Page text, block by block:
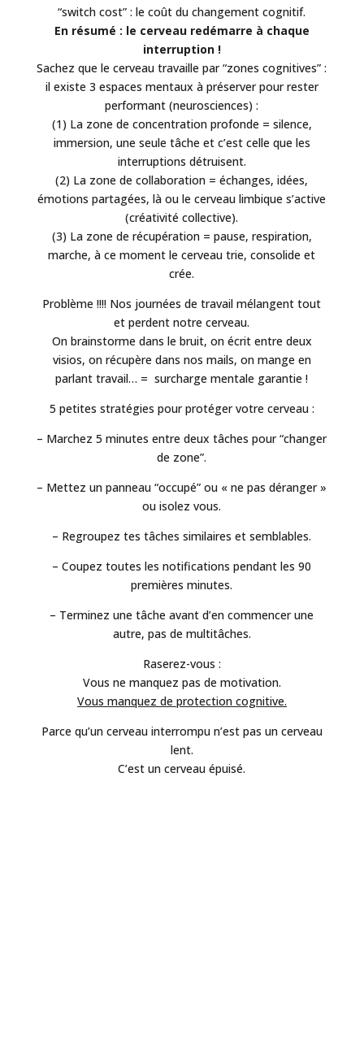
“switch cost” : le coût du changement cognitif.
En résumé : le cerveau redémarre à chaque
interruption !
Sachez que le cerveau travaille par “zones cognitives” :
il existe 3 espaces mentaux à préserver pour rester
performant (neurosciences) :
(1) La zone de concentration profonde = silence,
immersion, une seule tâche et c’est celle que les
interruptions détruisent.
(2) La zone de collaboration = échanges, idées,
émotions partagées, là ou le cerveau limbique s’active
(créativité collective).
(3) La zone de récupération = pause, respiration,
marche, à ce moment le cerveau trie, consolide et
crée.
Problème !!!! Nos journées de travail mélangent tout
et perdent notre cerveau.
On brainstorme dans le bruit, on écrit entre deux
visios, on récupère dans nos mails, on mange en
parlant travail… = surcharge mentale garantie !
5 petites stratégies pour protéger votre cerveau :
– Marchez 5 minutes entre deux tâches pour “changer
de zone”.
– Mettez un panneau “occupé” ou « ne pas déranger »
ou isolez vous.
– Regroupez tes tâches similaires et semblables.
– Coupez toutes les notifications pendant les 90
premières minutes.
– Terminez une tâche avant d’en commencer une
autre, pas de multitâches.
Raserez-vous :
Vous ne manquez pas de motivation.
Vous manquez de protection cognitive.
Parce qu’un cerveau interrompu n’est pas un cerveau
lent.
C’est un cerveau épuisé.